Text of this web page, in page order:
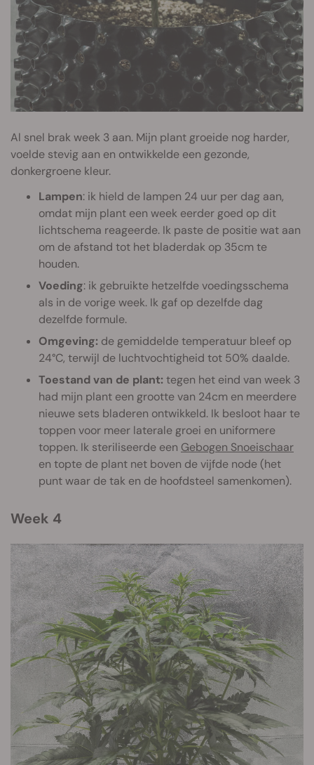
Al snel brak week 3 aan. Mijn plant groeide nog harder,
voelde stevig aan en ontwikkelde een gezonde,
donkergroene kleur.
Lampen: ik hield de lampen 24 uur per dag aan,
omdat mijn plant een week eerder goed op dit
lichtschema reageerde. Ik paste de positie wat aan
om de afstand tot het bladerdak op 35cm te
houden.
Voeding: ik gebruikte hetzelfde voedingsschema
als in de vorige week. Ik gaf op dezelfde dag
dezelfde formule.
Omgeving: de gemiddelde temperatuur bleef op
24°C, terwijl de luchtvochtigheid tot 50% daalde.
Toestand van de plant: tegen het eind van week 3
had mijn plant een grootte van 24cm en meerdere
nieuwe sets bladeren ontwikkeld. Ik besloot haar te
toppen voor meer laterale groei en uniformere
toppen. Ik steriliseerde een Gebogen Snoeischaar
en topte de plant net boven de vijfde node (het
punt waar de tak en de hoofdsteel samenkomen).
Week 4